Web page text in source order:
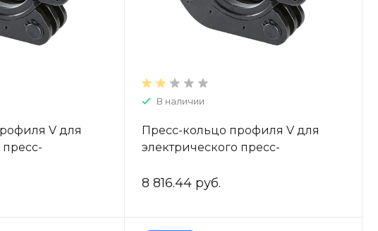
V для
пресс-
В наличии
Пресс-кольцо профиля V для
электрического пресс-
8 816.44 руб.